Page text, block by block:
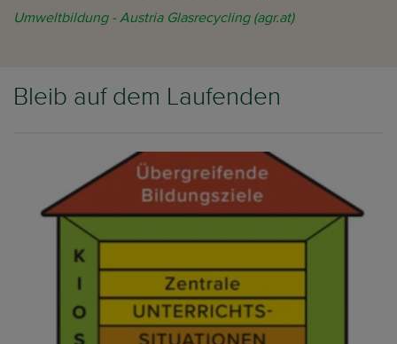
Umweltbildung - Austria Glasrecycling (agr.at)
Bleib auf dem Laufenden